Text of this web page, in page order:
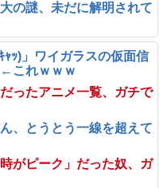
の謎、未だに解明されて
ｬｯ)」ワイガラスの仮面信
これｗｗｗ
ったアニメ一覧、ガチで
、とうとう一線を超えて
がピーク」だった奴、ガ